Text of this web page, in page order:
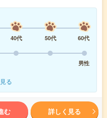
40代 50代
60代
男性
る
む 詳しく見る